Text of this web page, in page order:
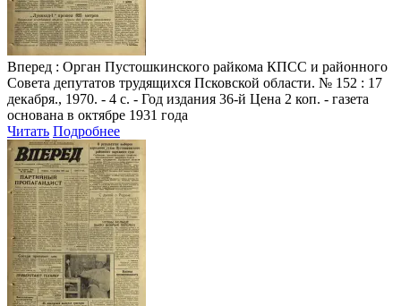
Вперед : Орган Пустошкинского райкома КПСС и районного
Совета депутатов трудящихся Псковской области. № 152 : 17
декабря., 1970. - 4 с. - Год издания 36-й Цена 2 коп. - газета
основана в октябре 1931 года
Читать Подробнее